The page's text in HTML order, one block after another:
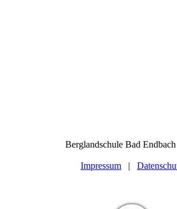
Berglandschule Bad
Impressum |